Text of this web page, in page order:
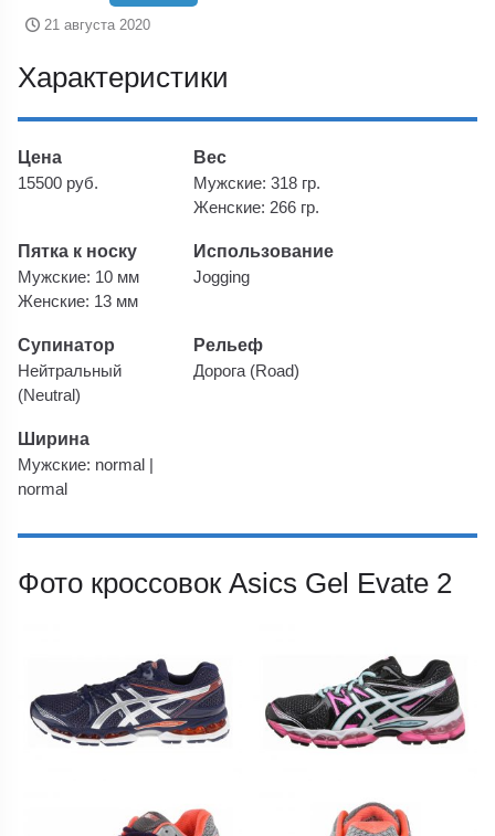
21 августа 2020
Характеристики
Цена
15500 руб.
Вес
Мужские: 318 гр.
Женские: 266 гр.
Пятка к носку
Мужские: 10 мм
Женские: 13 мм
Использование
Jogging
Супинатор
Нейтральный
(Neutral)
Рельеф
Дорога (Road)
Ширина
Мужские: normal |
normal
Фото кроссовок Asics Gel Evate 2